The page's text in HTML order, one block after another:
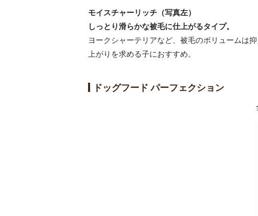
モイスチャーリッチ（写真左）
しっとり滑らかな被毛に仕上がるタイプ。
ヨークシャーテリアなど、被毛のボリュームは
上がりを求める子におすすめ。
ドッグフード パーフェクション